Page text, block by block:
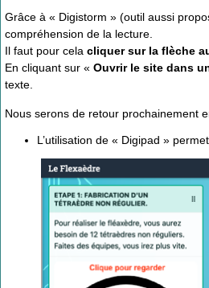
Grâce à « Digistorm » (outil aussi
compréhension de la lecture.
Il faut pour cela cliquer sur la flèche
En cliquant sur « Ouvrir le site dans
texte.
Nous serons de retour prochainement
L’utilisation de « Digipad »